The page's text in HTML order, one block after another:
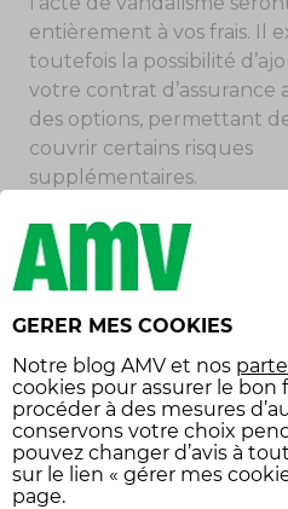
entièrement à vos frais. Il
toutefois la possibilité
votre contrat d’assurance
des options, permettant
couvrir certains risques
supplémentaires.
LES EFFETS SUR MON
Etant donné que vous être
victime de cet acte de
n’entre nullement en
sinistre ne devrait pas avoir
d’incidence sur le calcul
bonus/malus, mais mieux
vérifier auprès de votre
GERER MES COOKIES
Notre blog AMV et nos
cookies pour assurer le
procéder à des mesures
conservons votre choix
pouvez changer d’avis à
sur le lien « gérer mes
page.